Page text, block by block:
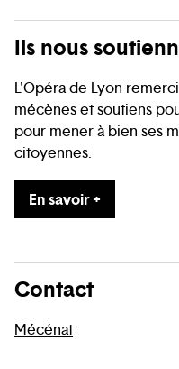
Ils nous
L'Opéra de Lyon
mécènes et soutiens
pour mener à bien ses
citoyennes.
En savoir +
Contact
Mécénat